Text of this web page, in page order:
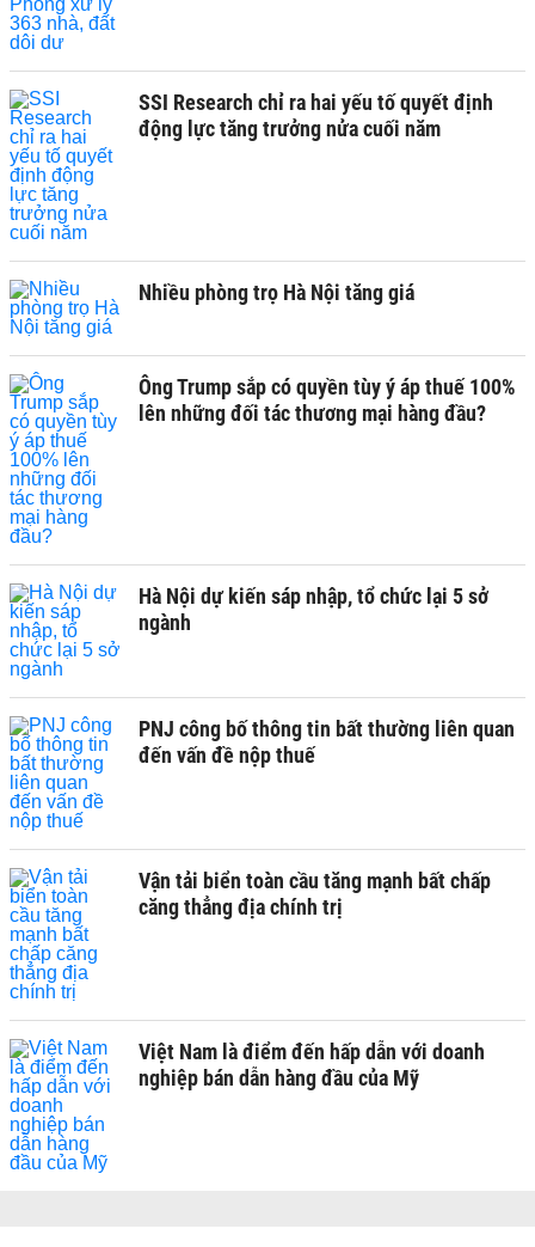
SSI Research chỉ ra hai yếu tố quyết định
động lực tăng trưởng nửa cuối năm
Nhiều phòng trọ Hà Nội tăng giá
Ông Trump sắp có quyền tùy ý áp thuế 100%
lên những đối tác thương mại hàng đầu?
Hà Nội dự kiến sáp nhập, tổ chức lại 5 sở
ngành
PNJ công bố thông tin bất thường liên quan
đến vấn đề nộp thuế
Vận tải biển toàn cầu tăng mạnh bất chấp
căng thẳng địa chính trị
Việt Nam là điểm đến hấp dẫn với doanh
nghiệp bán dẫn hàng đầu của Mỹ